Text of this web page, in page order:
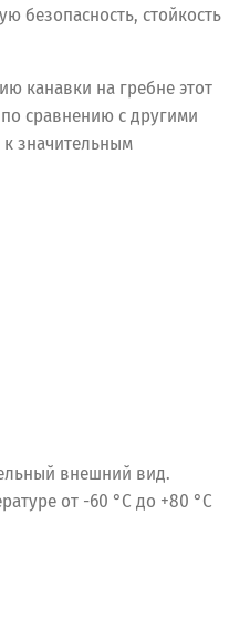
безопасность, стойкость
канавки на гребне этот
сравнению с другими
значительным
внешний вид.
от -60 °C до +80 °C